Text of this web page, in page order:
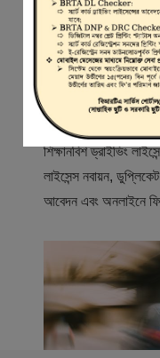
স্বাগতম
বিআরটিএ সার্ভিস পোর্টাল
(বিআরটিএ) এর একটি
মোটরযান মালিক,
শিক্ষানবিশ ড্রাইভিং
লাইসেন্স নবায়ন,
আবেদন এবং অনলাইনে ফি